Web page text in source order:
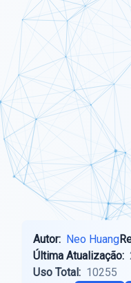
Autor: Neo Huang
Última Atualização:
Uso Total: 10255